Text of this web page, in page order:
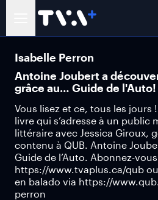
Isabelle Perron
Antoine Joubert a
grâce au… Guide de l'Auto!
Vous lisez et ce, tous les jours
livre qui s’adresse à un public
littéraire avec Jessica Giroux,
contenu à QUB. Antoine
Guide de l’Auto. Abonnez-
https://www.tvaplus.ca/qub
en balado via https://
perron